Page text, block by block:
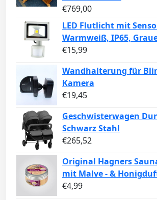
€769,00
LED Flutlicht mit
Warmweiß, IP65,
€15,99
Wandhalterung für
Kamera
€19,45
Geschwisterwagen
Schwarz Stahl
€265,52
Original Hagners
mit Malve - &
€4,99